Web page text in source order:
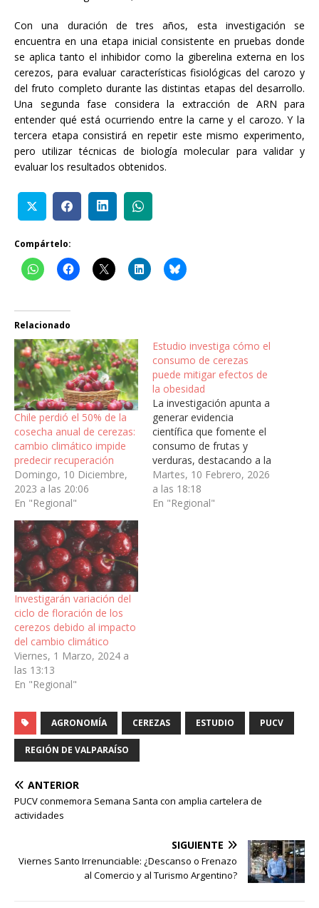
Con una duración de tres años, esta investigación se
encuentra en una etapa inicial consistente en pruebas donde
se aplica tanto el inhibidor como la giberelina externa en los
cerezos, para evaluar características fisiológicas del carozo y
del fruto completo durante las distintas etapas del desarrollo.
Una segunda fase considera la extracción de ARN para
entender qué está ocurriendo entre la carne y el carozo. Y la
tercera etapa consistirá en repetir este mismo experimento,
pero utilizar técnicas de biología molecular para validar y
evaluar los resultados obtenidos.
Compártelo:
Relacionado
Chile perdió el 50% de la
cosecha anual de cerezas:
cambio climático impide
predecir recuperación
Domingo, 10 Diciembre,
2023 a las 20:06
En "Regional"
Estudio investiga cómo el
consumo de cerezas
puede mitigar efectos de
la obesidad
La investigación apunta a
generar evidencia
científica que fomente el
consumo de frutas y
verduras, destacando a la
cereza dulce como
alimento funcional frente
a trastornos metabólicos
Martes, 10 Febrero, 2026
a las 18:18
En "Regional"
Investigarán variación del
ciclo de floración de los
cerezos debido al impacto
del cambio climático
Viernes, 1 Marzo, 2024 a
las 13:13
En "Regional"
AGRONOMÍA CEREZAS ESTUDIO PUCV
REGIÓN DE VALPARAÍSO
ANTERIOR
PUCV conmemora Semana Santa con amplia cartelera de
actividades
SIGUIENTE
Viernes Santo Irrenunciable: ¿Descanso o Frenazo
al Comercio y al Turismo Argentino?